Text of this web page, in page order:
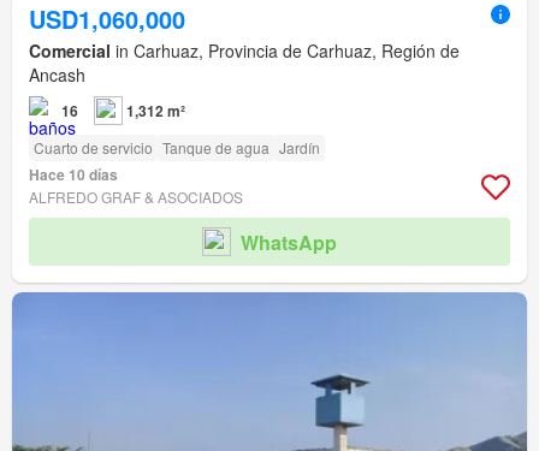
USD1,060,000
Comercial in Carhuaz, Provincia de Carhuaz, Región de
Ancash
16 1,312 m²
Cuarto de servicio Tanque de agua Jardín
Hace 10 días
ALFREDO GRAF & ASOCIADOS
WhatsApp